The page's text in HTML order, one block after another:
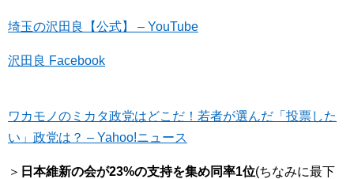
埼玉の沢田良【公式】 – YouTube
沢田良 Facebook
ワカモノのミカタ政党はどこだ！若者が選んだ「投票した
い」政党は？ – Yahoo!ニュース
＞ 日本維新の会が23%の支持を集め同率1位(ちなみに最下